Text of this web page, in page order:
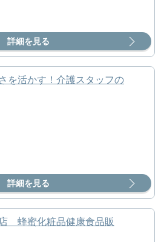
詳細を見る
を活かす！介護スタッフの
詳細を見る
蜂蜜化粧品健康食品販